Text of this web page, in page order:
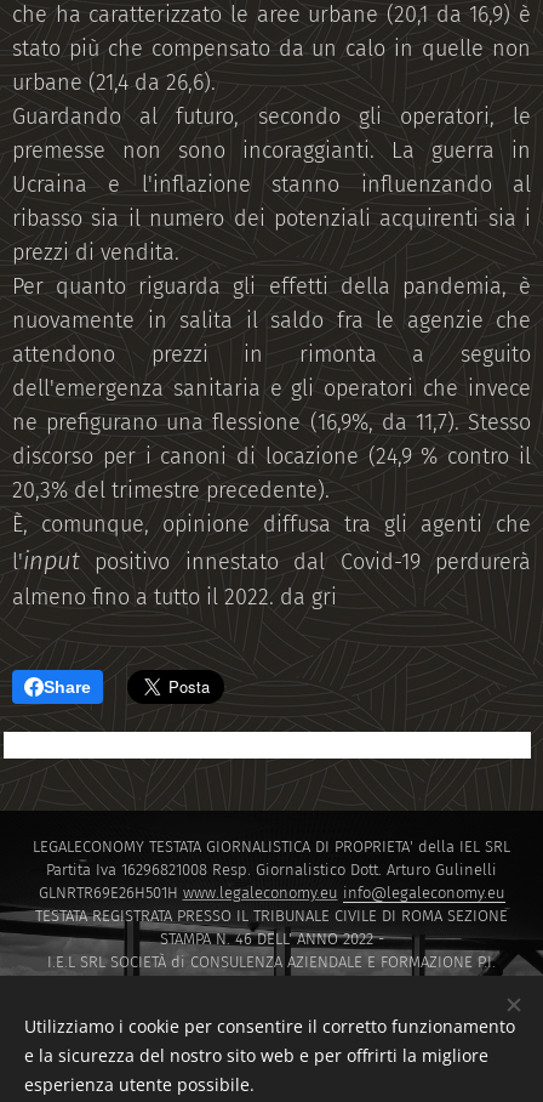
che ha caratterizzato le aree urbane (20,1 da 16,9) è
stato più che compensato da un calo in quelle non
urbane (21,4 da 26,6).
Guardando al futuro, secondo gli operatori, le
premesse non sono incoraggianti. La guerra in
Ucraina e l'inflazione stanno influenzando al
ribasso sia il numero dei potenziali acquirenti sia i
prezzi di vendita.
Per quanto riguarda gli effetti della pandemia, è
nuovamente in salita il saldo fra le agenzie che
attendono prezzi in rimonta a seguito
dell'emergenza sanitaria e gli operatori che invece
ne prefigurano una flessione (16,9%, da 11,7). Stesso
discorso per i canoni di locazione (24,9 % contro il
20,3% del trimestre precedente).
È, comunque, opinione diffusa tra gli agenti che
l'input positivo innestato dal Covid-19 perdurerà
almeno fino a tutto il 2022. da gri
Share
LEGALECONOMY TESTATA GIORNALISTICA DI PROPRIETA' della IEL SRL
Partita Iva 16296821008 Resp. Giornalistico Dott. Arturo Gulinelli
GLNRTR69E26H501H www.legaleconomy.eu info@legaleconomy.eu
TESTATA REGISTRATA PRESSO IL TRIBUNALE CIVILE DI ROMA SEZIONE
STAMPA N. 46 DELL' ANNO 2022 -
I.E.L SRL SOCIETÀ di CONSULENZA AZIENDALE E FORMAZIONE P.I.
I.E.L. SRL SOCIETÀ di Capitali ISCRITTA PRESSO LA CAMERA DI COMMERCIO
Via Montello 30 00195 Roma
Sito creato da F.D.T CONSULTING di Francesco Di Tommaso
Utilizziamo i cookie per consentire il corretto funzionamento
e la sicurezza del nostro sito web e per offrirti la migliore
esperienza utente possibile.